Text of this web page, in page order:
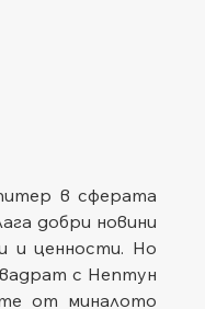
в сферата
добри новини
и ценности. Но
с Нептун
от миналото